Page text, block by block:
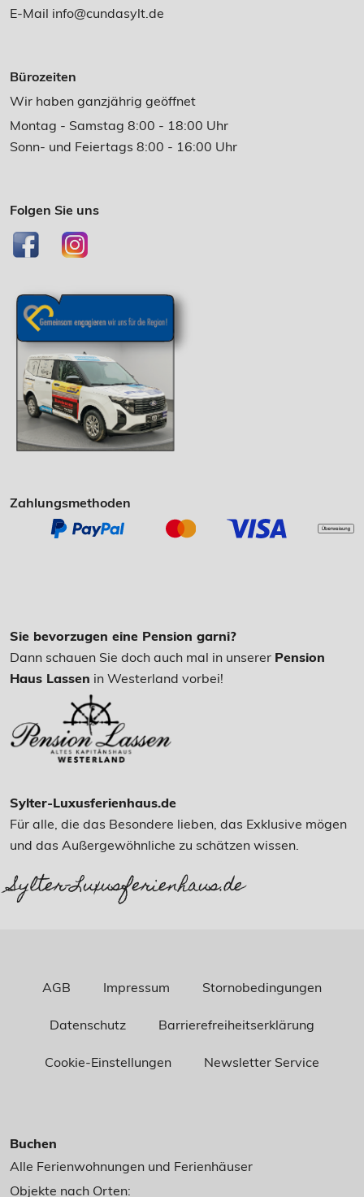
E-Mail info@cundasylt.de
Bürozeiten
Wir haben ganzjährig geöffnet
Montag - Samstag 8:00 - 18:00 Uhr
Sonn- und Feiertags 8:00 - 16:00 Uhr
Folgen Sie uns
Zahlungsmethoden
Sie bevorzugen eine Pension garni?
Dann schauen Sie doch auch mal in unserer Pension
Haus Lassen in Westerland vorbei!
Sylter-Luxusferienhaus.de
Für alle, die das Besondere lieben, das Exklusive mögen
und das Außergewöhnliche zu schätzen wissen.
Sylter-Luxusferienhaus.de
AGB Impressum Stornobedingungen
Datenschutz Barrierefreiheitserklärung
Cookie-Einstellungen Newsletter Service
Buchen
Alle Ferienwohnungen und Ferienhäuser
Objekte nach Orten: